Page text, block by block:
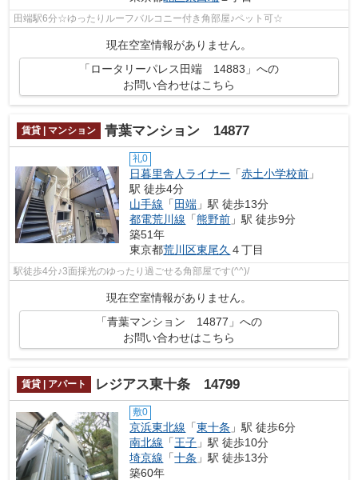
田端駅6分☆ゆったりルーフバルコニー付き角部屋♪ペット可☆
現在空室情報がありません。
「ロータリーパレス田端 14883」への
お問い合わせはこちら
賃貸 | マンション 青葉マンション 14877
礼0
日暮里舎人ライナー 「赤土小学校前 」
駅 徒歩4分
山手線 「 田端 」駅 徒歩13分
都電荒川線 「熊野前 」駅 徒歩9分
築51年
東京都荒川区東尾久 ４丁目
駅徒歩4分♪3面採光のゆったり過ごせる角部屋です(^^)/
現在空室情報がありません。
「青葉マンション 14877」への
お問い合わせはこちら
賃貸 | アパート レジアス東十条 14799
敷0
京浜東北線 「東十条 」駅 徒歩6分
南北線 「王子 」駅 徒歩10分
埼京線 「十条 」駅 徒歩13分
築60年